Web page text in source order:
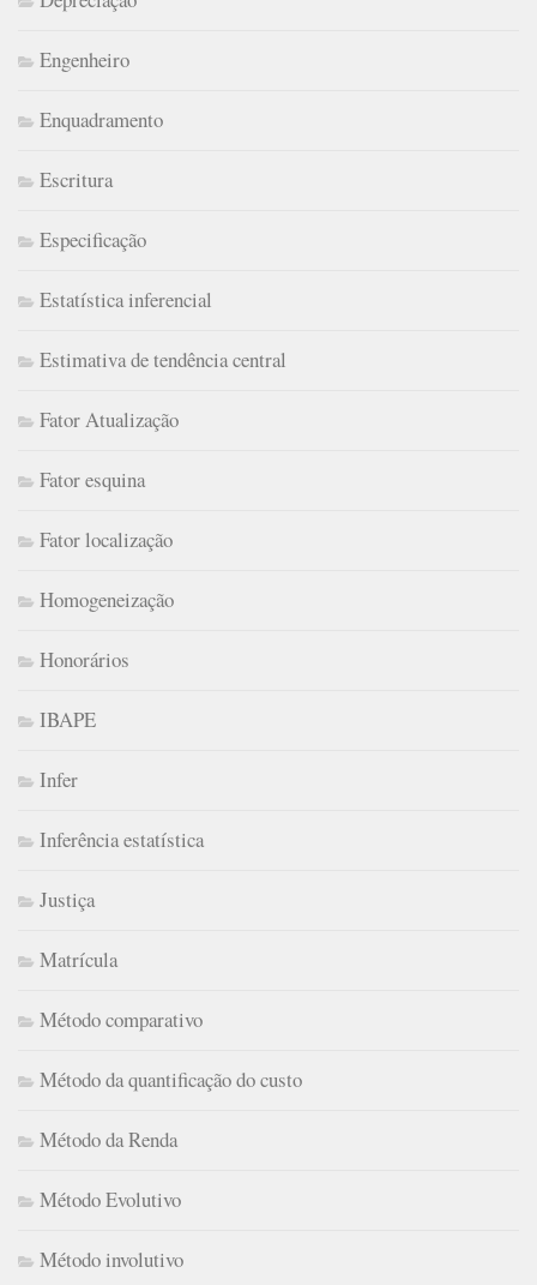
Engenheiro
Enquadramento
Escritura
Especificação
Estatística inferencial
Estimativa de tendência central
Fator Atualização
Fator esquina
Fator localização
Homogeneização
Honorários
IBAPE
Infer
Inferência estatística
Justiça
Matrícula
Método comparativo
Método da quantificação do custo
Método da Renda
Método Evolutivo
Método involutivo